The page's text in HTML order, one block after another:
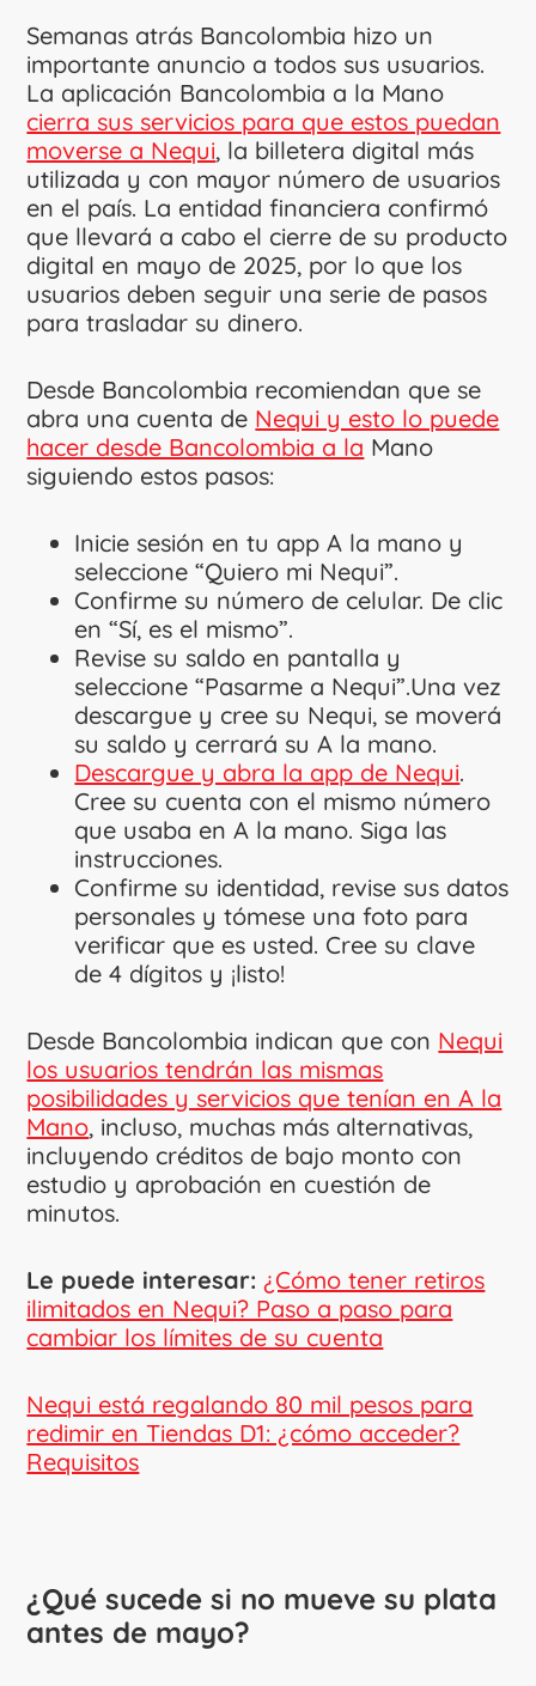
Semanas atrás Bancolombia hizo un
importante anuncio a todos sus usuarios.
La aplicación Bancolombia a la Mano
cierra sus servicios para que estos puedan
moverse a Nequi, la billetera digital más
utilizada y con mayor número de usuarios
en el país. La entidad financiera confirmó
que llevará a cabo el cierre de su producto
digital en mayo de 2025, por lo que los
usuarios deben seguir una serie de pasos
para trasladar su dinero.
Desde Bancolombia recomiendan que se
abra una cuenta de Nequi y esto lo puede
hacer desde Bancolombia a la Mano
siguiendo estos pasos:
Inicie sesión en tu app A la mano y
seleccione “Quiero mi Nequi”.
Confirme su número de celular. De clic
en “Sí, es el mismo”.
Revise su saldo en pantalla y
seleccione “Pasarme a Nequi”.Una vez
descargue y cree su Nequi, se moverá
su saldo y cerrará su A la mano.​
Descargue y abra la app de Nequi.
Cree su cuenta con el mismo número
que usaba en A la mano. Siga las
instrucciones.
Confirme su identidad, revise sus datos
personales y tómese una foto para
verificar que es usted. Cree su clave
de 4 dígitos y ¡listo!
Desde Bancolombia indican que con Nequi
los usuarios tendrán las mismas
posibilidades y servicios que tenían en A la
Mano, incluso, muchas más alternativas,
incluyendo créditos de bajo monto con
estudio y aprobación en cuestión de
minutos.
Le puede interesar: ¿Cómo tener retiros
ilimitados en Nequi? Paso a paso para
cambiar los límites de su cuenta
Nequi está regalando 80 mil pesos para
redimir en Tiendas D1: ¿cómo acceder?
Requisitos
¿Qué sucede si no mueve su plata
antes de mayo?